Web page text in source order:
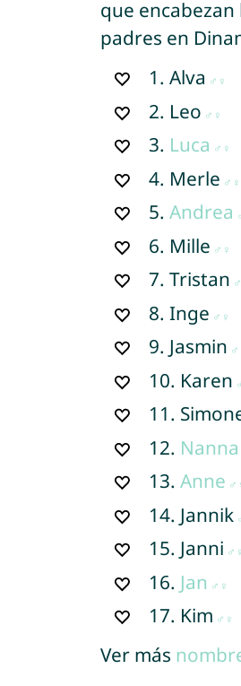
que
padres en
1.Alva
2. Leo
3. Luca
4. Merle
5.Andrea
6. Mille
7.Tristan
8.Inge
9. Jasmin
10. Karen
11.
12. Nanna
13.Anne
14. Jannik
15. Janni
16. Jan
17. Kim
Ver más